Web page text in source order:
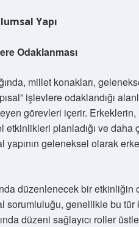
Yapı
Odaklanması
millet konakları,
işlevlere odaklandığı
görevleri içerir.
etkinlikleri planladığı ve
yapının geleneksel olarak
düzenlenecek bir
sorumluluğu, genellikle bu tür
düzeni sağlayıcı roller